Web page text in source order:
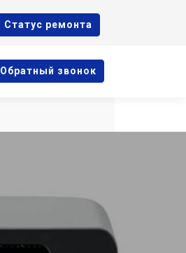
Cтатус ремонта
Oбратный звонок